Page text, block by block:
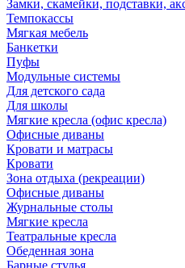
Замки, скамейки, подставки,
Темпокассы
Мягкая мебель
Банкетки
Пуфы
Модульные системы
Для детского сада
Для школы
Мягкие кресла (офис кресла)
Офисные диваны
Кровати и матрасы
Кровати
Зона отдыха (рекреации)
Офисные диваны
Журнальные столы
Мягкие кресла
Театральные кресла
Обеденная зона
Барные стулья